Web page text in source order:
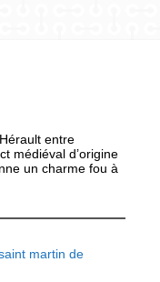
entre
médiéval d’origine
un charme fou à
martin de